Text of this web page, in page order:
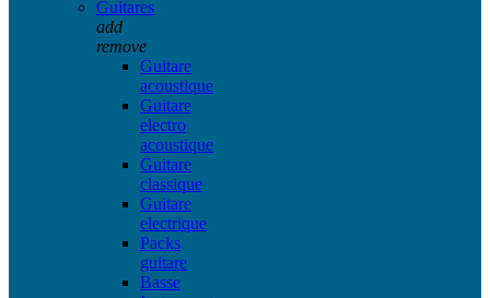
Guitares
add
remove
Guitare
acoustique
Guitare
electro
acoustique
Guitare
classique
Guitare
electrique
Packs
guitare
Basse